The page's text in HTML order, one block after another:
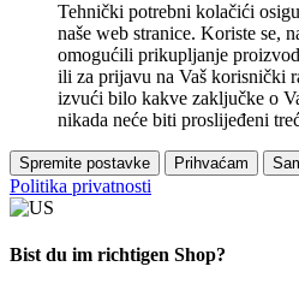
Tehnički potrebni kolačići
naše web stranice. Koriste se,
omogućili prikupljanje
ili za prijavu na Vaš korisnički
izvući bilo kakve zaključke o
nikada neće biti proslijeđeni
Spremite postavke Prihvaćam
Politika privatnosti
Bist du im richtigen Shop?